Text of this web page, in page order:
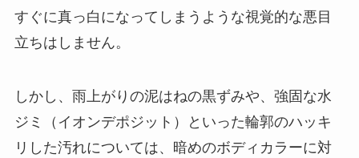
すぐに真っ白になってしまうような視覚的な悪目
立ちはしません。
しかし、雨上がりの泥はねの黒ずみや、強固な水
ジミ（イオンデポジット）といった輪郭のハッキ
リした汚れについては、暗めのボディカラーに対